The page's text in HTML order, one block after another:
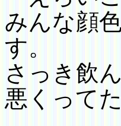
みんな顔
す。
さっき飲
悪くって